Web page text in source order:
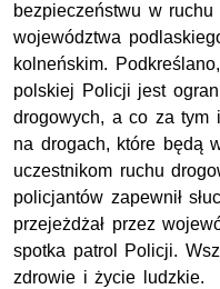
bezpieczeństwu w
województwa
kolneńskim.
polskiej Policji jest
drogowych, a co za tym
na drogach, które będą
uczestnikom ruchu
policjantów zapewnił
przejeżdżał przez
spotka patrol Policji.
zdrowie i życie ludzkie.